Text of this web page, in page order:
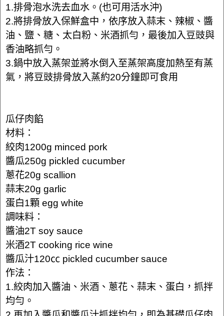
1.排骨泡水洗去血水。(也可用活水沖)
2.將排骨放入保鮮盒中，依序放入蒜末、辣椒、醬
油、鹽、糖、太白粉、米酒抓勻，最後加入豆豉與
香油略抓勻。
3.鍋中放入蒸架並將水倒入至蒸架高度加熱至有蒸
氣，將豆豉排骨放入蒸約20分鐘即可食用
瓜仔肉餡
材料：
絞肉1200g minced pork
醬瓜250g pickled cucumber
蔥花20g scallion
蒜末20g garlic
蛋白1顆 egg white
調味料：
醬油2T soy sauce
米酒2T cooking rice wine
醬瓜汁120㏄ pickled cucumber sauce
作法：
1.絞肉加入醬油、米酒、蔥花、蒜末、蛋白，抓拌
均勻。